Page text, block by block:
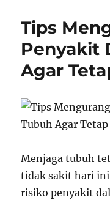
Tips
Penyakit
Agar
Menjaga tubuh
tidak sakit hari
risiko penyakit